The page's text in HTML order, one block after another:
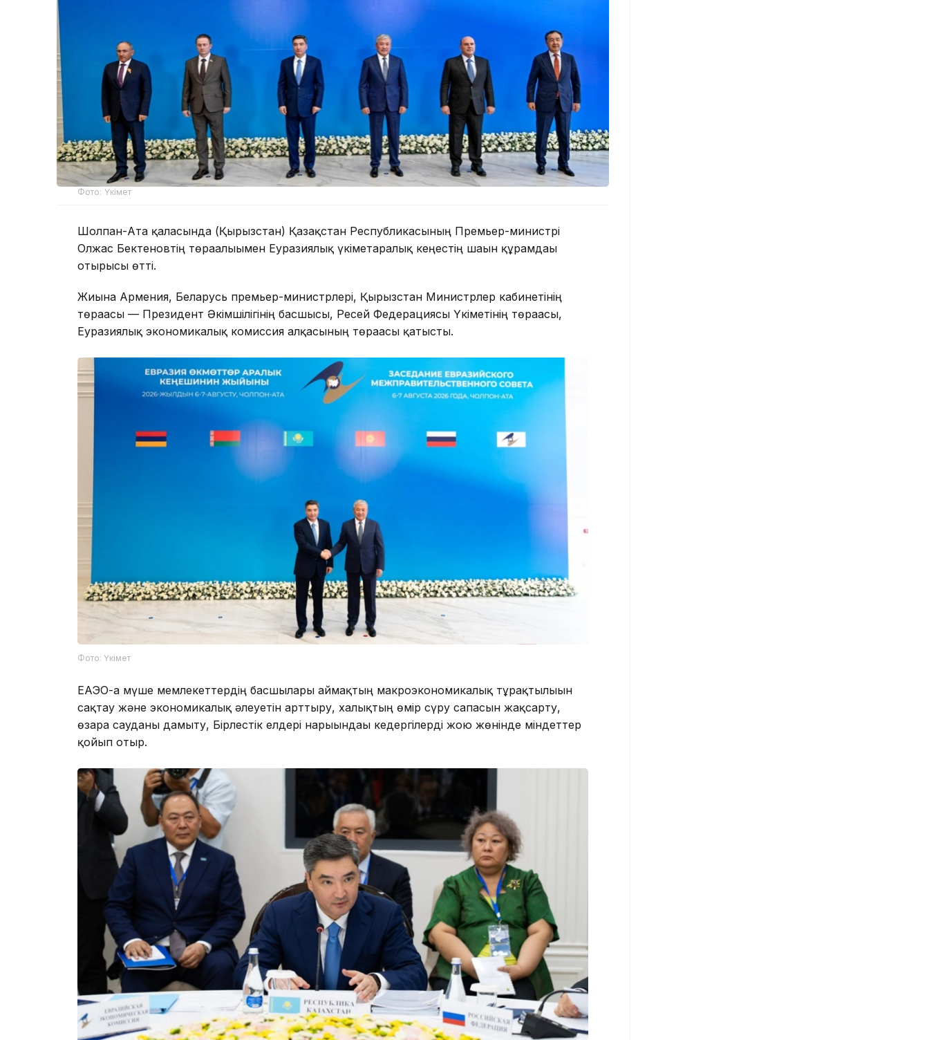
Фото: Үкімет
Шолпан-Ата қаласында (Қырғызстан) Қазақстан Республикасының Премьер-министрі
Олжас Бектеновтің төрағалығымен Еуразиялық үкіметаралық кеңестің шағын құрамдағы
отырысы өтті.
Жиынға Армения, Беларусь премьер-министрлері, Қырғызстан Министрлер кабинетінің
төрағасы — Президент Әкімшілігінің басшысы, Ресей Федерациясы Үкіметінің төрағасы,
Еуразиялық экономикалық комиссия алқасының төрағасы қатысты.
Фото: Үкімет
ЕАЭО-ға мүше мемлекеттердің басшылары аймақтың макроэкономикалық тұрақтылығын
сақтау және экономикалық әлеуетін арттыру, халықтың өмір сүру сапасын жақсарту,
өзара сауданы дамыту, Бірлестік елдері нарығындағы кедергілерді жою жөнінде міндеттер
қойып отыр.